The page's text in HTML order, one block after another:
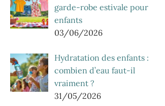
garde-robe estivale pour
enfants
03/06/2026
Hydratation des enfants :
combien d’eau faut-il
vraiment ?
31/05/2026